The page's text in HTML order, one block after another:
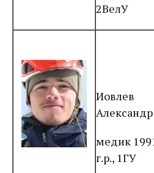
2ВелУ
Иовлев
Александр
медик
г.р., 1ГУ